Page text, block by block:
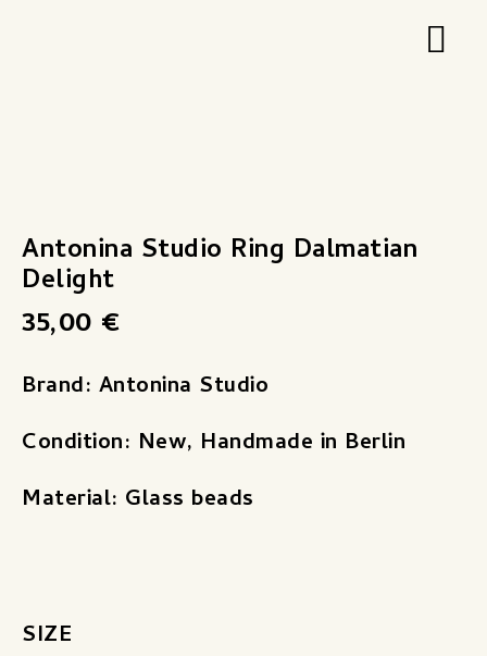
Antonina Studio Ring Dalmatian
Delight
35,00 €
Brand: Antonina Studio
Condition: New, Handmade in Berlin
Material: Glass beads
SIZE
Ring
Dalmatian
Delight
Menge